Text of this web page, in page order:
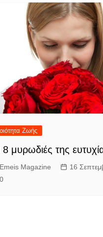
Ζωής
8 μυρωδιές της
Emeis Magazine
16
0